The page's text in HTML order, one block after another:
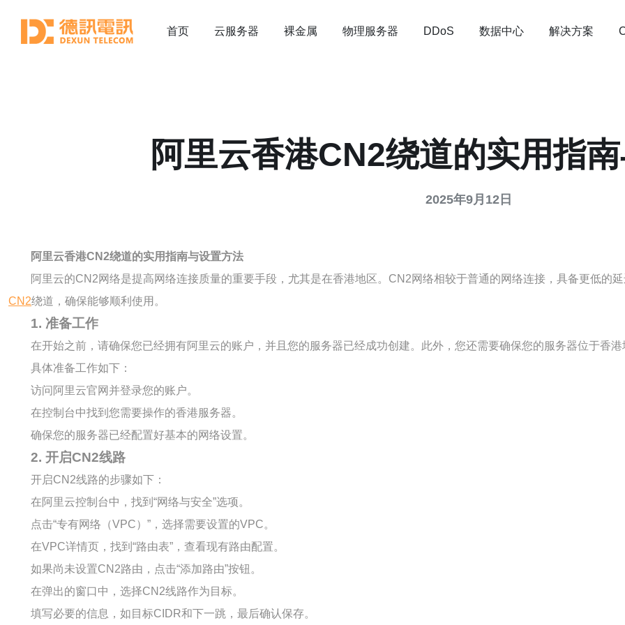
首页 云服务器 裸金属 物理服务器 DDoS 数据中心 解决方案
阿里云香港CN2绕道的实用指
2025年9月12日
阿里云香港CN2绕道的实用指南与设置方法
阿里云的CN2网络是提高网络连接质量的重要手段，尤其是在香港地区。CN2网络相较于普通的网络连接，具备更低的
CN2绕道，确保能够顺利使用。
1. 准备工作
在开始之前，请确保您已经拥有阿里云的账户，并且您的服务器已经成功创建。此外，您还需要确保您的服务器位于香港
具体准备工作如下：
访问阿里云官网并登录您的账户。
在控制台中找到您需要操作的香港服务器。
确保您的服务器已经配置好基本的网络设置。
2. 开启CN2线路
开启CN2线路的步骤如下：
在阿里云控制台中，找到“网络与安全”选项。
点击“专有网络（VPC）”，选择需要设置的VPC。
在VPC详情页，找到“路由表”，查看现有路由配置。
如果尚未设置CN2路由，点击“添加路由”按钮。
在弹出的窗口中，选择CN2线路作为目标。
填写必要的信息，如目标CIDR和下一跳，最后确认保存。